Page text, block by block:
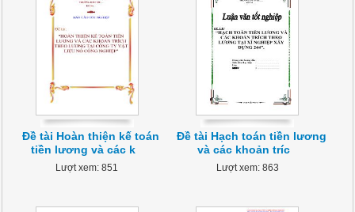
Đề tài Hoàn thiện kế toán
tiền lương và các k
Lượt xem: 851
Đề tài Hạch toán tiền lương
và các khoản tríc
Lượt xem: 863